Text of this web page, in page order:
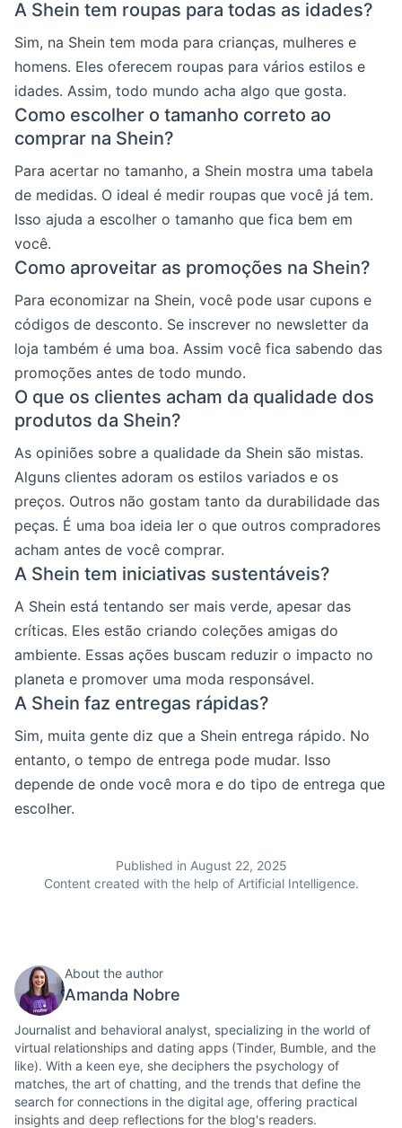
A Shein tem roupas para todas as idades?
Sim, na Shein tem moda para crianças, mulheres e
homens. Eles oferecem roupas para vários estilos e
idades. Assim, todo mundo acha algo que gosta.
Como escolher o tamanho correto ao
comprar na Shein?
Para acertar no tamanho, a Shein mostra uma tabela
de medidas. O ideal é medir roupas que você já tem.
Isso ajuda a escolher o tamanho que fica bem em
você.
Como aproveitar as promoções na Shein?
Para economizar na Shein, você pode usar cupons e
códigos de desconto. Se inscrever no newsletter da
loja também é uma boa. Assim você fica sabendo das
promoções antes de todo mundo.
O que os clientes acham da qualidade dos
produtos da Shein?
As opiniões sobre a qualidade da Shein são mistas.
Alguns clientes adoram os estilos variados e os
preços. Outros não gostam tanto da durabilidade das
peças. É uma boa ideia ler o que outros compradores
acham antes de você comprar.
A Shein tem iniciativas sustentáveis?
A Shein está tentando ser mais verde, apesar das
críticas. Eles estão criando coleções amigas do
ambiente. Essas ações buscam reduzir o impacto no
planeta e promover uma moda responsável.
A Shein faz entregas rápidas?
Sim, muita gente diz que a Shein entrega rápido. No
entanto, o tempo de entrega pode mudar. Isso
depende de onde você mora e do tipo de entrega que
escolher.
Published in August 22, 2025
Content created with the help of Artificial Intelligence.
About the author
Amanda Nobre
Journalist and behavioral analyst, specializing in the world of
virtual relationships and dating apps (Tinder, Bumble, and the
like). With a keen eye, she deciphers the psychology of
matches, the art of chatting, and the trends that define the
search for connections in the digital age, offering practical
insights and deep reflections for the blog's readers.